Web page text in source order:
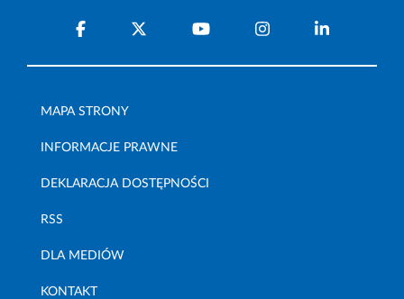
MAPA STRONY
INFORMACJE PRAWNE
DEKLARACJA DOSTĘPNOŚCI
RSS
DLA MEDIÓW
KONTAKT